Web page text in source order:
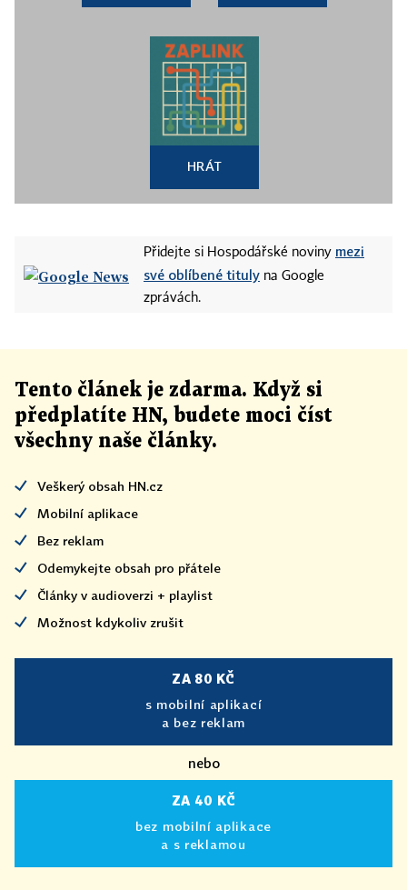
HRÁT
Přidejte si Hospodářské noviny mezi
své oblíbené tituly na Google
zprávách.
Tento článek je zdarma. Když si
předplatíte HN, budete moci číst
všechny naše články.
Veškerý obsah HN.cz
Mobilní aplikace
Bez reklam
Odemykejte obsah pro přátele
Články v audioverzi + playlist
Možnost kdykoliv zrušit
ZA 80 KČ
s mobilní aplikací
a bez reklam
nebo
ZA 40 KČ
bez mobilní aplikace
a s reklamou